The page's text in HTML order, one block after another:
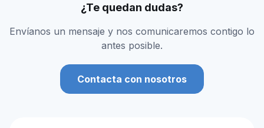
¿Te quedan dudas?
Envíanos un mensaje y nos comunicaremos contigo lo
antes posible.
Contacta con nosotros